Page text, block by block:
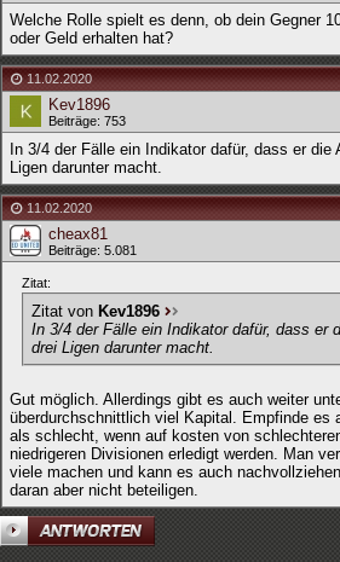
Welche Rolle spielt es denn, ob dein Gegner
oder Geld erhalten hat?
11.02.2020
Kev1896
Beiträge: 753
In 3/4 der Fälle ein Indikator dafür, dass er die
Ligen darunter macht.
11.02.2020
cheax81
Beiträge: 5.081
Zitat:
Zitat von Kev1896
In 3/4 der Fälle ein Indikator dafür, dass er
drei Ligen darunter macht.
Gut möglich. Allerdings gibt es auch weiter
überdurchschnittlich viel Kapital. Empfinde es
als schlecht, wenn auf kosten von
niedrigeren Divisionen erledigt werden. Man
viele machen und kann es auch
daran aber nicht beteiligen.